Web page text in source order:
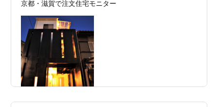
2026年07月24
旗竿地・狭小地は「土地代が安い＝お
得」ではない ―道路が狭い京都・滋賀で
こそ知っておくべき“建築費が上がる理
由”―
2026年07月23
日
予算が限られていても“美しい家”はつく
れる 削るべき場所・残すべき場所をどう
京都・滋賀で注文住宅モニター